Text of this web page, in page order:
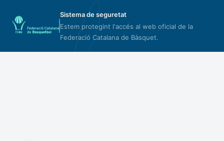
Sistema de seguretat
Estem protegint l'accés al web oficial de la
Federació Catalana de Bàsquet.